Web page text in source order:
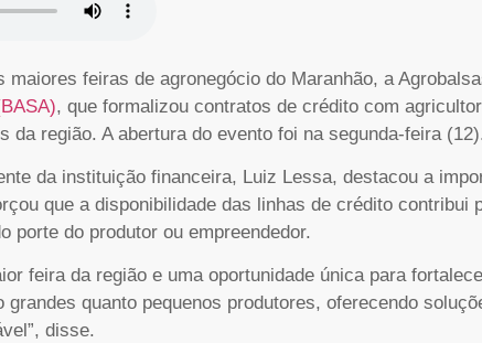
maiores feiras de agronegócio do Maranhão, a
, que formalizou contratos de crédito com
da região. A abertura do evento foi na segunda-feira
da instituição financeira, Luiz Lessa, destacou a
que a disponibilidade das linhas de crédito contribui
porte do produtor ou empreendedor.
feira da região e uma oportunidade única para
grandes quanto pequenos produtores, oferecendo
disse.